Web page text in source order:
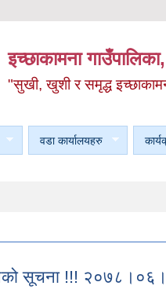
इच्छाकामना
"सुखी, खुशी र समृद्ध
वडा कार्यालयहरु
सूचना !!!